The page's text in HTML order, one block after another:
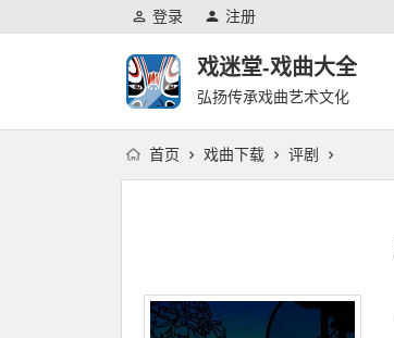
登录 注册
戏迷堂-戏曲大全
弘扬传承戏曲艺术文化
首页 戏曲下载 评剧